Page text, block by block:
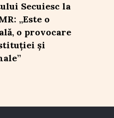
Secuiesc la
„Este o
o provocare
și